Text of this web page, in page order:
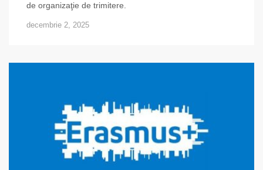
de organizaţie de trimitere.
decembrie 2, 2025